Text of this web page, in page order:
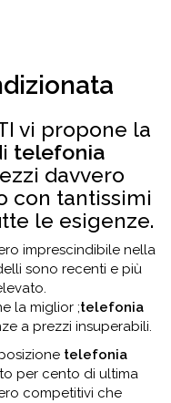
vi propone la
telefonia
davvero
con tantissimi
le esigenze.
imprescindibile nella
sono recenti e più
la miglior ;telefonia
a prezzi insuperabili.
telefonia
per cento di ultima
competitivi che